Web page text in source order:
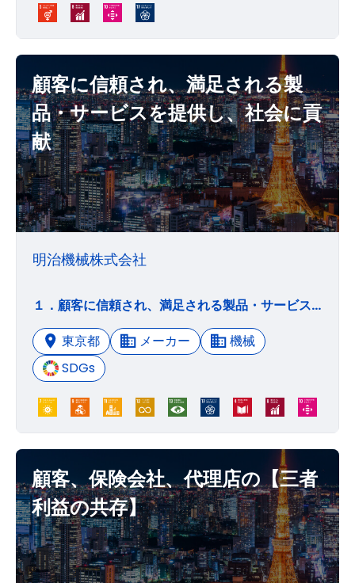
顧客に信頼され、満足される製
品・サービスを提供し、社会に貢
献
明治機械株式会社
１．顧客に信頼され、満足される製品・サービスを提供し、社会に貢献する企業である。 ２．環境と資源に配慮したものづくり・工事サービスは業界でのトップを目標に努め、その成果を自ら稼ぎ出す体質の企業である。 ３．その成果は、社員・関係者の自信となり、適正な経済的配分と共に自己実現を果たす歓びを得られる企業である。 ４．コンプライアンス（法令遵守）を徹底するとともに、株主を含むステークホルダーに適正な配分を行う企業である。
東京都
メーカー
機械
SDGs
顧客、保険会社、代理店の【三者
利益の共存】